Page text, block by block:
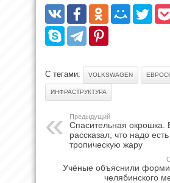
С тегами: VOLKSWAGEN
ИНФРАСТРУКТУРА
Предыдущий
Спасительная окрошка.
рассказал, что надо
тропическую жару
Учёные объяснили
челябинского